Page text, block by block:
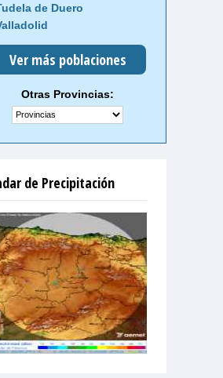
de Duero
Ver más poblaciones
Otras Provincias:
de Precipitación